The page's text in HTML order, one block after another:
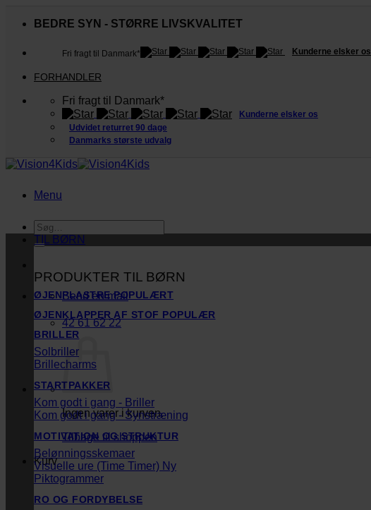
BEDRE SYN - STØRRE LIVSKVALITET
Fri fragt til Danmark* Kunderne elsker os
FORHANDLER
Fri fragt til Danmark*
Kunderne elsker os
Udvidet returret 90 dage
Danmarks største udvalg
Menu
Søg
efter:
Send en mail
42 61 62 22
Ingen varer i kurven.
Tilbage til shoppen
Kurv
TIL BØRN
PRODUKTER TIL BØRN
ØJENPLASTRE
ØJENKLAPPER AF STOF
BRILLER
Solbriller
Brillecharms
STARTPAKKER
Kom godt i gang - Briller
Kom godt i gang - Synstræning
MOTIVATION OG STRUKTUR
Belønningsskemaer
Visuelle ure (Time Timer)
Piktogrammer
RO OG FORDYBELSE